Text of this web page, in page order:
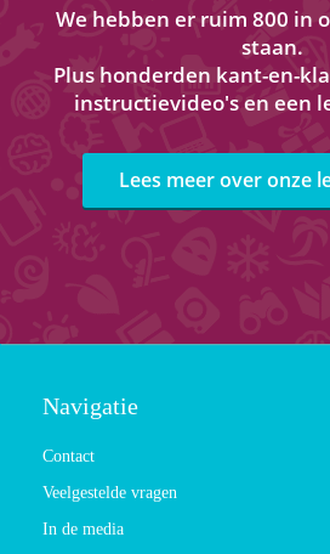
We hebben er ruim 800 in
staan.
Plus honderden kant-en-
instructievideo's en een
Lees meer over onze
Navigatie
Contact
Veelgestelde vragen
In de media